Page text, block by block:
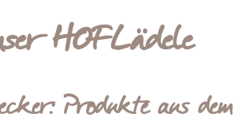
HOFLädele
Produkte aus